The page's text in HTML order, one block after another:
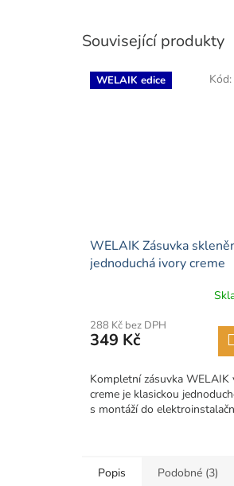
Související produkty
WELAIK edice
WELAIK Zásuvka
jednoduchá ivory creme
288 Kč bez DPH
349 Kč
Kompletní zásuvka WELAIK
creme je klasickou
s montáží do
Kód:
Popis Podobné (3)